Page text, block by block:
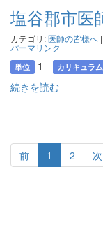
塩谷郡市医
カテゴリ:医師の皆様へ |
パーマリンク
単位 1 カリキュラ
続きを読む
前 1 2 次